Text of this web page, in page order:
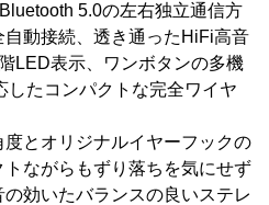
5.0の左右独立通信方
動接続、透き通ったHiFi高音
LED表示、ワンボタンの多機
したコンパクトな完全ワイヤ
とオリジナルイヤーフックの
ながらもずり落ちを気にせず
効いたバランスの良いステレ